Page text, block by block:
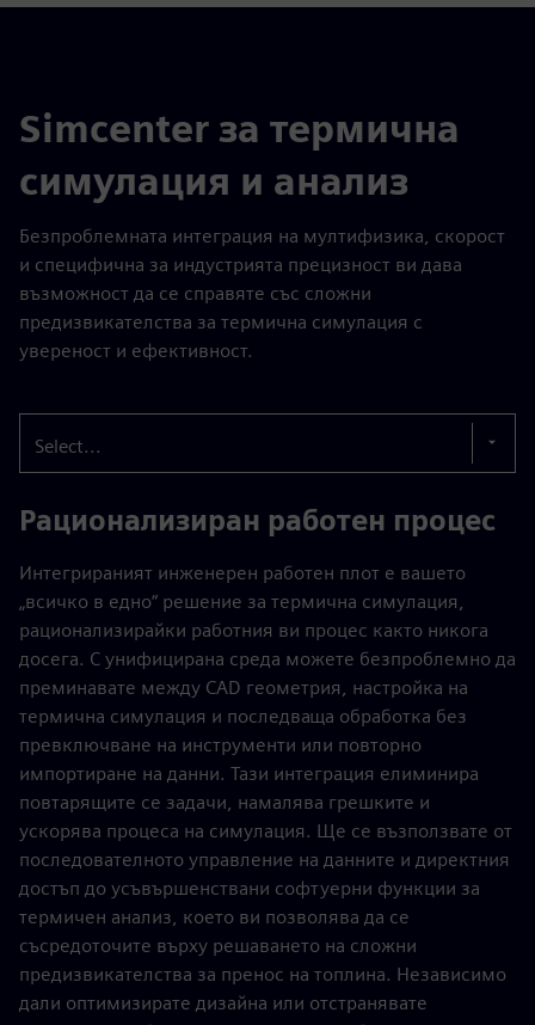
Simcenter за термична
симулация и анализ
Безпроблемната интеграция на мултифизика, скорост
и специфична за индустрията прецизност ви дава
възможност да се справяте със сложни
предизвикателства за термична симулация с
увереност и ефективност.
Select...
Рационализиран работен процес
Интегрираният инженерен работен плот е вашето
„всичко в едно“ решение за термична симулация,
рационализирайки работния ви процес както никога
досега. С унифицирана среда можете безпроблемно да
преминавате между CAD геометрия, настройка на
термична симулация и последваща обработка без
превключване на инструменти или повторно
импортиране на данни. Тази интеграция елиминира
повтарящите се задачи, намалява грешките и
ускорява процеса на симулация. Ще се възползвате от
последователното управление на данните и директния
достъп до усъвършенствани софтуерни функции за
термичен анализ, което ви позволява да се
съсредоточите върху решаването на сложни
предизвикателства за пренос на топлина. Независимо
дали оптимизирате дизайна или отстранявате